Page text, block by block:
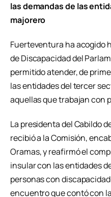
las demandas de las
majorero
Fuerteventura ha acogido
de Discapacidad del
permitido atender, de
las entidades del tercer
aquellas que trabajan con
La presidenta del Cabildo
recibió a la Comisión,
Oramas, y reafirmó el
insular con las entidades
personas con
encuentro que contó con